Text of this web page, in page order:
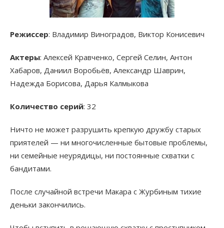
Режиссер: Владимир Виноградов, Виктор Конисевич
Актеры: Алексей Кравченко, Сергей Селин, Антон
Хабаров, Даниил Воробьёв, Александр Шаврин,
Надежда Борисова, Дарья Калмыкова
Количество серий: 32
Ничто не может разрушить крепкую дружбу старых
приятелей — ни многочисленные бытовые проблемы,
ни семейные неурядицы, ни постоянные схватки с
бандитами.
После случайной встречи Макара с Журбиным тихие
деньки закончились.